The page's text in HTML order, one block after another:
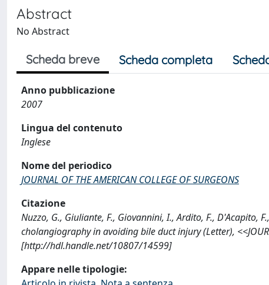
Abstract
No Abstract
Scheda breve Scheda completa
Anno pubblicazione
2007
Lingua del contenuto
Inglese
Nome del periodico
JOURNAL OF THE AMERICAN COLLEGE OF SURGEONS
Citazione
Nuzzo, G., Giuliante, F., Giovannini, I., Ardito, F., D'Acapito,
cholangiography in avoiding bile duct injury (Letter),
[http://hdl.handle.net/10807/14599]
Appare nelle tipologie: